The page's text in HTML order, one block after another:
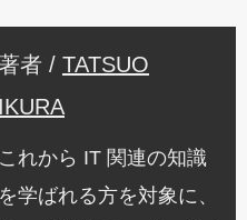
者 / TATSUO
IKURA
これから IT 関連の知識
を学ばれる方を対象に、